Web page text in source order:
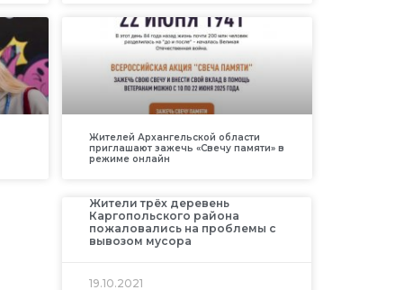
Жителей Архангельской области
приглашают зажечь «Свечу памяти» в
режиме онлайн
Жители трёх деревень
Каргопольского района
пожаловались на проблемы с
вывозом мусора
19.10.2021